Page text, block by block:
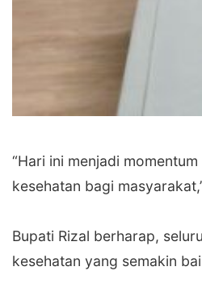
‎“Hari ini menjadi
kesehatan bagi
‎Bupati Rizal berharap,
kesehatan yang semakin